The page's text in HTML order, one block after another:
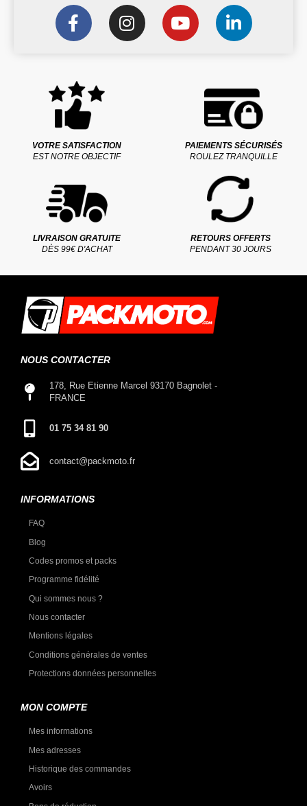
VOTRE SATISFACTION
EST NOTRE OBJECTIF
PAIEMENTS SÉCURISÉS
ROULEZ TRANQUILLE
LIVRAISON GRATUITE
DÈS 99€ D'ACHAT
RETOURS OFFERTS
PENDANT 30 JOURS
NOUS CONTACTER
178, Rue Etienne Marcel 93170 Bagnolet -
FRANCE
01 75 34 81 90
contact@packmoto.fr
INFORMATIONS
FAQ
Blog
Codes promos et packs
Programme fidélité
Qui sommes nous ?
Nous contacter
Mentions légales
Conditions générales de ventes
Protections données personnelles
MON COMPTE
Mes informations
Mes adresses
Historique des commandes
Avoirs